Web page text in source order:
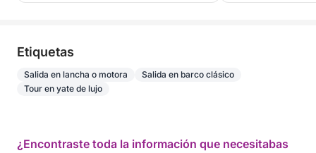
Etiquetas
Salida en lancha o motora
Salida en barco clásico
Tour en yate de lujo
¿Encontraste toda la información que necesitabas